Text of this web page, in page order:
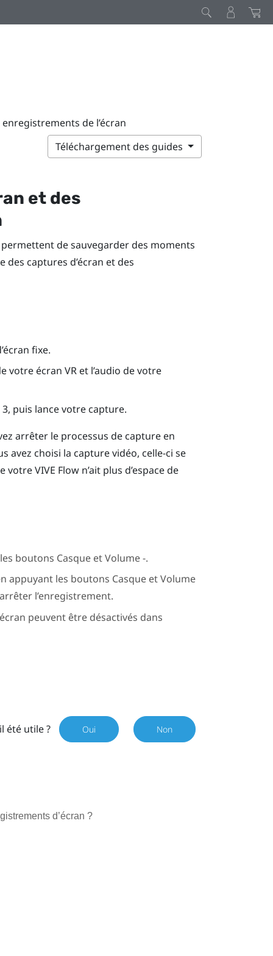
de l’écran
Téléchargement des guides
et des
de sauvegarder des moments
captures d’écran et des
fixe.
votre écran VR et l’audio de votre
puis lance votre capture.
arrêter le processus de capture en
avez choisi la capture vidéo, celle-ci se
votreVIVE Flown’ait plus d’espace de
boutons CasqueetVolume -.
appuyant les boutons CasqueetVolume
l’enregistrement.
peuvent être désactivés dans
été utile ? Oui Non
d’écran ?